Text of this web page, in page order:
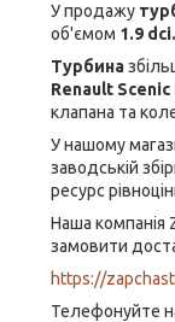
У продажу
об'ємом 1.9 dci.
Турбина
Renault Scenic
клапана та
У нашому
заводській
ресурс
Наша компанія
замовити
https://
Телефонуйте